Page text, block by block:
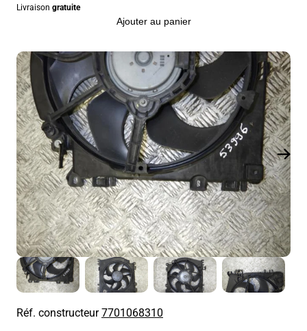
Livraison gratuite
Ajouter au panier
Réf. constructeur7701068310